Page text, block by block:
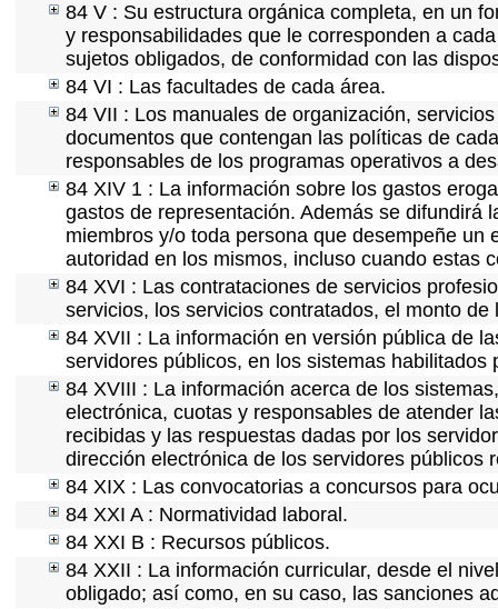
84 V : Su estructura orgánica completa, en un
y responsabilidades que le corresponden a
sujetos obligados, de conformidad con las
84 VI : Las facultades de cada área.
84 VII : Los manuales de organización,
documentos que contengan las políticas de
responsables de los programas operativos a
84 XIV 1 : La información sobre los gastos
gastos de representación. Además se difundirá
miembros y/o toda persona que desempeñe
autoridad en los mismos, incluso cuando estas
84 XVI : Las contrataciones de servicios
servicios, los servicios contratados, el monto
84 XVII : La información en versión pública de
servidores públicos, en los sistemas
84 XVIII : La información acerca de los
electrónica, cuotas y responsables de atender
recibidas y las respuestas dadas por los
dirección electrónica de los servidores públicos
84 XIX : Las convocatorias a concursos para
84 XXI A : Normatividad laboral.
84 XXI B : Recursos públicos.
84 XXII : La información curricular, desde el
obligado; así como, en su caso, las sanciones